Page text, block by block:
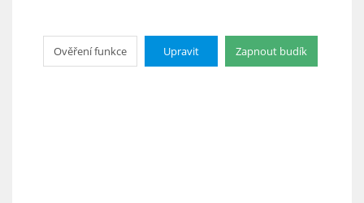
Ověření funkce Upravit Zapnout budík